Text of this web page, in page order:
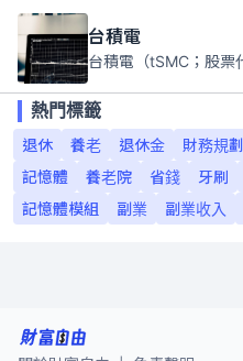
台積電
熱門標籤
退休
養老 退休金 財務規劃
記憶體
養老院 省錢 牙刷
記憶體模組
副業 副業收入